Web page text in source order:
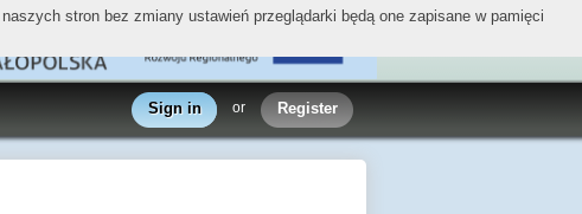
Sign in or Register
stron bez zmiany ustawień przeglądarki będą one zapisane w pamięci